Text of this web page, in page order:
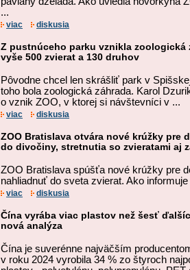
...
viac diskusia
Z pustnúceho parku vznikla zoologická
vyše 500 zvierat a 130 druhov
Pôvodne chcel len skrášliť park v
toho bola zoologická záhrada. Karol
o vznik ZOO, v ktorej si návštevníci v ...
viac diskusia
ZOO Bratislava otvára nové krúžky pre
do divočiny, stretnutia so zvieratami aj
ZOO Bratislava spúšťa nové krúžky pre
nahliadnuť do sveta zvierat. Ako
viac diskusia
Čína vyrába viac plastov než šesť
nová analýza
Čína je suverénne najväčším
v roku 2024 vyrobila 34 % zo štyroch